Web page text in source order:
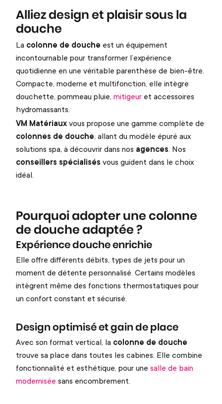
Alliez design et plaisir sous la
douche
La colonne de douche est un équipement
incontournable pour transformer l’expérience
quotidienne en une véritable parenthèse de bien-être.
Compacte, moderne et multifonction, elle intègre
douchette, pommeau pluie, mitigeur et accessoires
hydromassants.
VM Matériauxvous propose une gamme complète de
colonnes de douche, allant du modèle épuré aux
solutions spa, à découvrir dans nos agences. Nos
conseillers spécialisés vous guident dans le choix
idéal.
Pourquoi adopter une colonne
de douche adaptée ?
Expérience douche enrichie
Elle offre différents débits, types de jets pour un
moment de détente personnalisé. Certains modèles
intègrent même des fonctions thermostatiques pour
un confort constant et sécurisé.
Design optimisé et gain de place
Avec son format vertical, la colonne de douche
trouve sa place dans toutes les cabines. Elle combine
fonctionnalité et esthétique, pour une salle de bain
modernisée sans encombrement.